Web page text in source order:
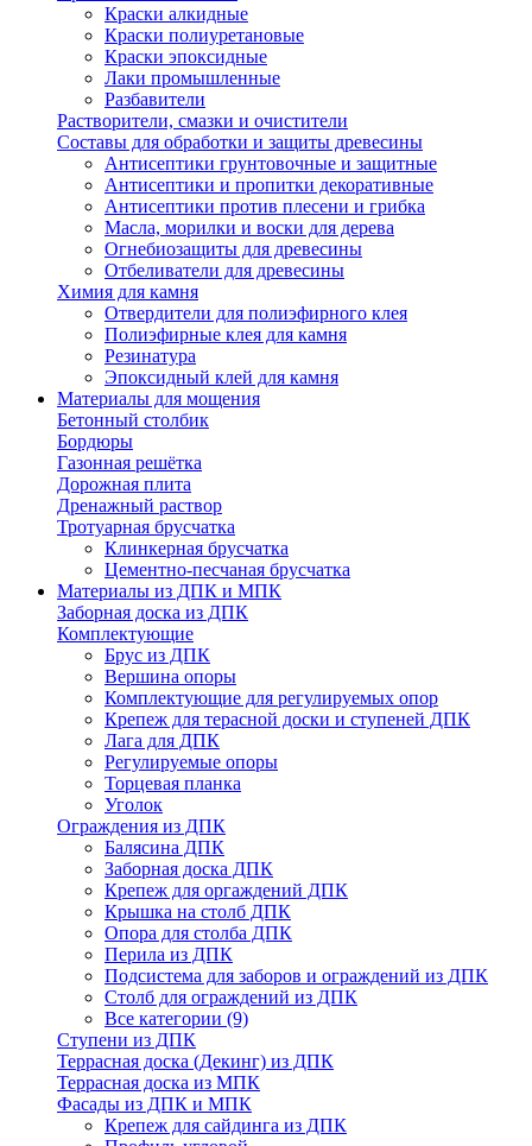
Краски алкидные
Краски полиуретановые
Краски эпоксидные
Лаки промышленные
Разбавители
Растворители, смазки и очистители
Составы для обработки и защиты древесины
Антисептики грунтовочные и защитные
Антисептики и пропитки декоративные
Антисептики против плесени и грибка
Масла, морилки и воски для дерева
Огнебиозащиты для древесины
Отбеливатели для древесины
Химия для камня
Отвердители для полиэфирного клея
Полиэфирные клея для камня
Резинатура
Эпоксидный клей для камня
Материалы для мощения
Бетонный столбик
Бордюры
Газонная решётка
Дорожная плита
Дренажный раствор
Тротуарная брусчатка
Клинкерная брусчатка
Цементно-песчаная брусчатка
Материалы из ДПК и МПК
Заборная доска из ДПК
Комплектующие
Брус из ДПК
Вершина опоры
Комплектующие для регулируемых опор
Крепеж для терасной доски и ступеней ДПК
Лага для ДПК
Регулируемые опоры
Торцевая планка
Уголок
Ограждения из ДПК
Балясина ДПК
Заборная доска ДПК
Крепеж для оргаждений ДПК
Крышка на столб ДПК
Опора для столба ДПК
Перила из ДПК
Подсистема для заборов и ограждений из ДПК
Столб для ограждений из ДПК
Все категории (9)
Ступени из ДПК
Террасная доска (Декинг) из ДПК
Террасная доска из МПК
Фасады из ДПК и МПК
Крепеж для сайдинга из ДПК